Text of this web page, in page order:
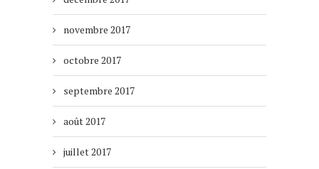
novembre 2017
octobre 2017
septembre 2017
août 2017
juillet 2017